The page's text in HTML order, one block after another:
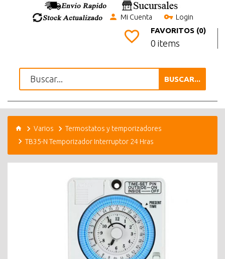
Mi Cuenta Login
FAVORITOS (0)
0 items
BUSCAR...
Varios
Termostatos y temporizadores
TB35-N Temporizador Interruptor 24 Hras